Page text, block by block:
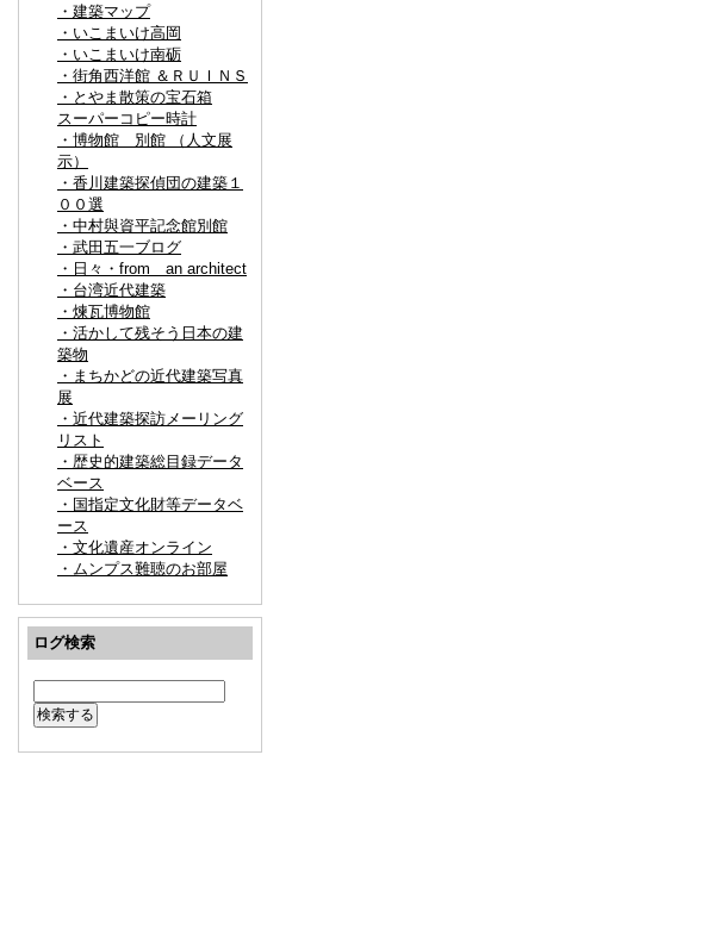
・建築マップ
・いこまいけ高岡
・いこまいけ南砺
・街角西洋館 ＆ＲＵＩＮＳ
・とやま散策の宝石箱
スーパーコピー時計
・博物館 別館 （人文展
示）
・香川建築探偵団の建築１
００選
・中村與資平記念館別館
・武田五一ブログ
・日々・from an architect
・台湾近代建築
・煉瓦博物館
・活かして残そう日本の建
築物
・まちかどの近代建築写真
展
・近代建築探訪メーリング
リスト
・歴史的建築総目録データ
ベース
・国指定文化財等データベ
ース
・文化遺産オンライン
・ムンプス難聴のお部屋
ログ検索